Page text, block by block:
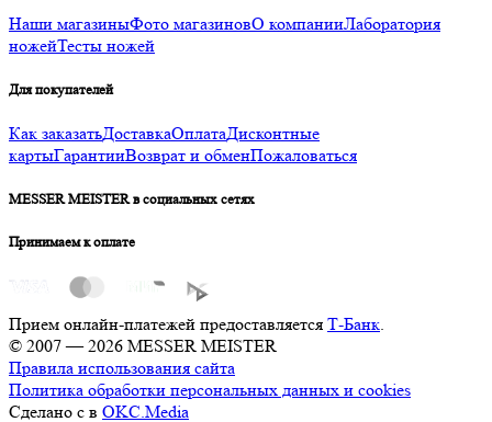
Наши магазиныФото магазиновО компанииЛаборатория
ножейТесты ножей
Для покупателей
Как заказатьДоставкаОплатаДисконтные
картыГарантииВозврат и обменПожаловаться
MESSER MEISTER в социальных сетях
Принимаем к оплате
Прием онлайн-платежей предоставляется Т-Банк
© 2007 — 2026 MESSER MEISTER
Правила использования сайта
Политика обработки персональных данных и cookies
Сделано с в OKC.Media